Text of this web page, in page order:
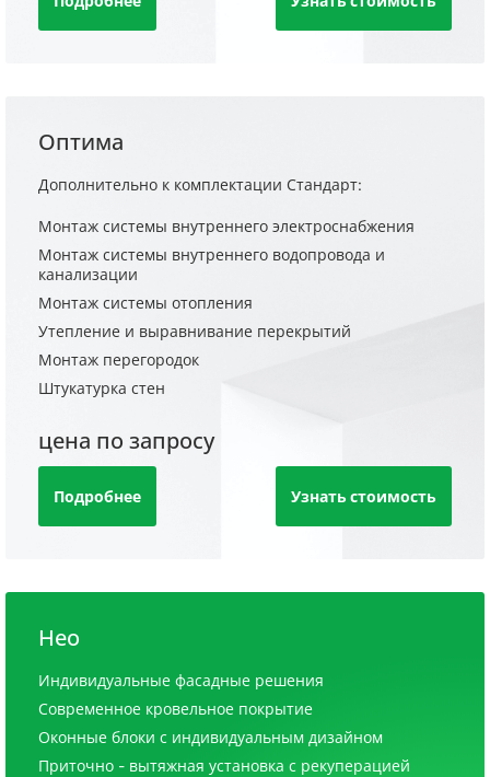
Оптима
Дополнительно к комплектации Стандарт:
Монтаж системы внутреннего электроснабжения
Монтаж системы внутреннего водопровода и
канализации
Монтаж системы отопления
Утепление и выравнивание перекрытий
Монтаж перегородок
Штукатурка стен
цена по запросу
Подробнее Узнать стоимость
Нео
Индивидуальные фасадные решения
Современное кровельное покрытие
Оконные блоки с индивидуальным дизайном
Приточно - вытяжная установка с рекуперацией